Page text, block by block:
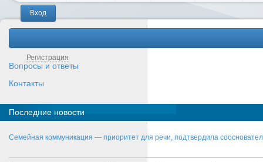
Регистрация
Вопросы и ответы
Контакты
Последние новости
Семейная коммуникация — приоритет для речи, подтвердила